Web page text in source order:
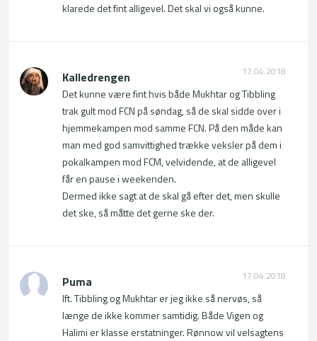
klarede det fint alligevel. Det skal vi også kunne.
Kalledrengen 17.04.2018
Det kunne være fint hvis både Mukhtar og Tibbling
trak gult mod FCN på søndag, så de skal sidde over i
hjemmekampen mod samme FCN. På den måde kan
man med god samvittighed trække veksler på dem i
pokalkampen mod FCM, velvidende, at de alligevel
får en pause i weekenden.
Dermed ikke sagt at de skal gå efter det, men skulle
det ske, så måtte det gerne ske der.
Puma 17.04.2018
Ift. Tibbling og Mukhtar er jeg ikke så nervøs, så
længe de ikke kommer samtidig. Både Vigen og
Halimi er klasse erstatninger. Rønnow vil velsagtens